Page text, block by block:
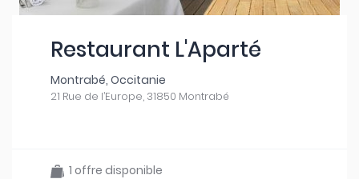
Restaurant L'Aparté
Montrabé, Occitanie
21 Rue de l’Europe, 31850 Montrabé
1 offre disponible